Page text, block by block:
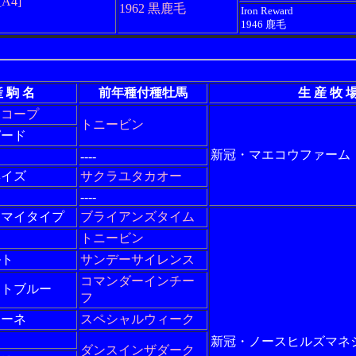
1962 黒鹿毛
Iron Reward
1946 鹿毛
駒 名 前年種付種牡馬
生 産 牧
ープ
トニービン
新冠・マエコウファーム
ド
----
ズ
サクラユタカオー
----
イタイプ
ブライアンズタイム
新冠・ノースヒルズマネ
トニービン
サンデーサイレンス
ブルー
コマンダーインチー
フ
ネ
スペシャルウィーク
ダンスインザダーク